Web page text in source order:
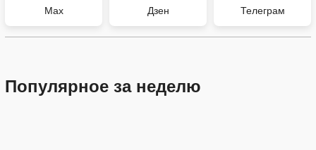
Max Дзен Телеграм
Популярное за неделю